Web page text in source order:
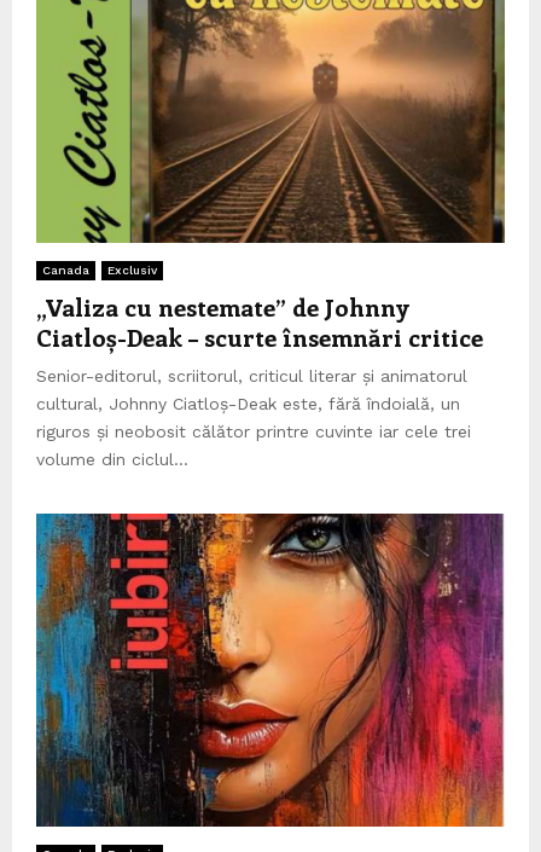
Canada Exclusiv
„Valiza cu nestemate” de Johnny
Ciatloș-Deak – scurte însemnări critice
Senior-editorul, scriitorul, criticul literar și animatorul
cultural, Johnny Ciatloș-Deak este, fără îndoială, un
riguros și neobosit călător printre cuvinte iar cele trei
volume din ciclul...